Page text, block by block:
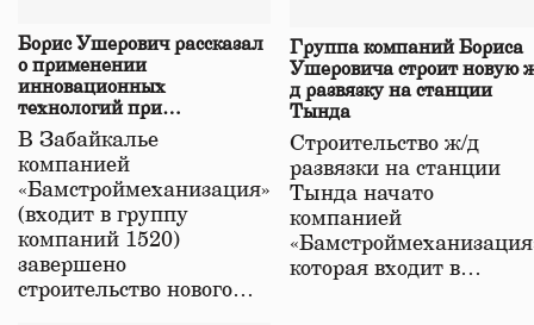
Борис Ушерович рассказал
о применении
инновационных
технологий при
строительстве нового моста
в Забайкалье
В Забайкалье
компанией
«Бамстроймеханизация»
(входит в группу
компаний 1520)
завершено
строительство нового…
Группа компаний Бориса
Ушеровича строит новую
д развязку на станции
Тында
Строительство ж/д
развязки на станции
Тында начато
компанией
которая входит в…